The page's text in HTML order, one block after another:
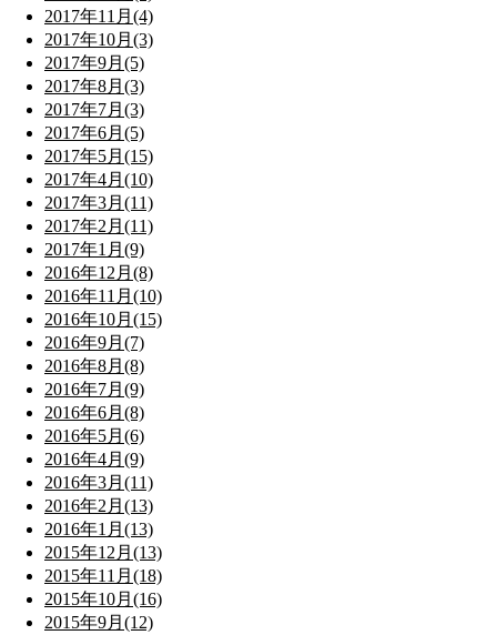
2017年11月(4)
2017年10月(3)
2017年9月(5)
2017年8月(3)
2017年7月(3)
2017年6月(5)
2017年5月(15)
2017年4月(10)
2017年3月(11)
2017年2月(11)
2017年1月(9)
2016年12月(8)
2016年11月(10)
2016年10月(15)
2016年9月(7)
2016年8月(8)
2016年7月(9)
2016年6月(8)
2016年5月(6)
2016年4月(9)
2016年3月(11)
2016年2月(13)
2016年1月(13)
2015年12月(13)
2015年11月(18)
2015年10月(16)
2015年9月(12)